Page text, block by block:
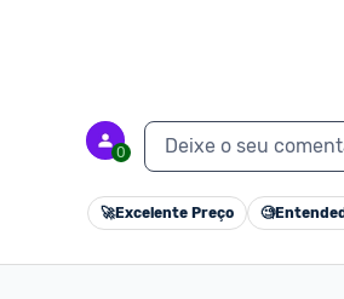
0 Deixe o seu
🚀Excelente Preço 🧐